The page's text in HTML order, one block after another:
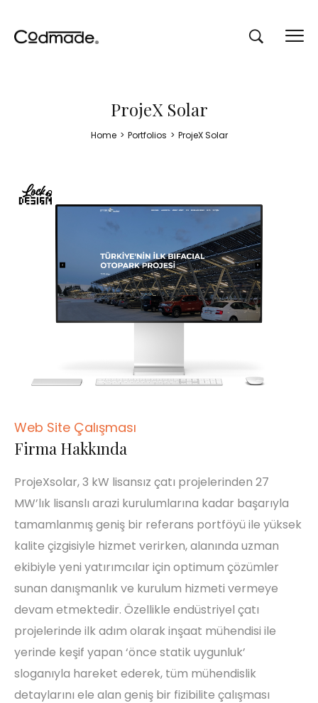
ProjeX Solar
Home > Portfolios > ProjeX Solar
Web Site Çalışması
Firma Hakkında
ProjeXsolar, 3 kW lisansız çatı projelerinden 27
MW’lık lisanslı arazi kurulumlarına kadar başarıyla
tamamlanmış geniş bir referans portföyü ile yüksek
kalite çizgisiyle hizmet verirken, alanında uzman
ekibiyle yeni yatırımcılar için optimum çözümler
sunan danışmanlık ve kurulum hizmeti vermeye
devam etmektedir. Özellikle endüstriyel çatı
projelerinde ilk adım olarak inşaat mühendisi ile
yerinde keşif yapan ‘önce statik uygunluk’
sloganıyla hareket ederek, tüm mühendislik
detaylarını ele alan geniş bir fizibilite çalışması